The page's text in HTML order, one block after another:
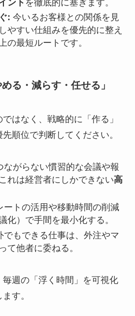
ント を徹底的に塞ぎます。
: 今いるお客様との関係を見
やすい仕組みを優先的に整え
の最短ルートです。
る・減らす・任せる」
はなく、戦略的に「作る」
順位で判断してください。
ながらない慣習的な会議や報
れは経営者にしかできない高
ートの活用や移動時間の削減
化）で手間を最小化する。
でもできる仕事は、外注やマ
て他者に委ねる。
毎週の「浮く時間」を可視化
す。